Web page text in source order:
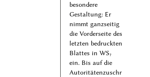
besondere
Gestaltung: Er
nimmt ganzseitig
die Vorderseite des
letzten bedruckten
Blattes in WS₇
ein. Bis auf die
Autoritätenzuschr